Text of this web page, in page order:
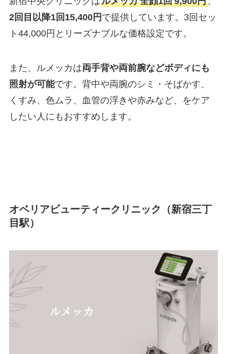
2回目以降1回15,400円 で提供しています。3回セッ
ト44,000円とリーズナブルな価格設定です。
また、ルメッカは両手背や両前腕などボディにも
照射が可能です。背中や両腕のシミ・そばかす、
くすみ、色ムラ、血管の浮きや赤みなど、をケア
したい人にもおすすめします。
オベリアビューティークリニック（新宿三丁
目駅）